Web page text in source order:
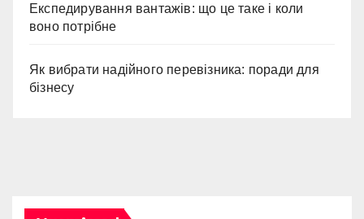
Експедирування вантажів: що це таке і коли
воно потрібне
Як вибрати надійного перевізника: поради для
бізнесу